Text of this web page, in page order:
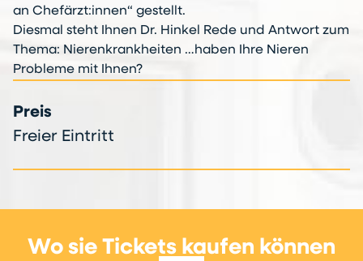
an Chefärzt:innen“ gestellt.
Diesmal steht Ihnen Dr. Hinkel Rede und Antwort zum
Thema: Nierenkrankheiten …haben Ihre Nieren
Probleme mit Ihnen?
Preis
Freier Eintritt
Wo sie Tickets kaufen können